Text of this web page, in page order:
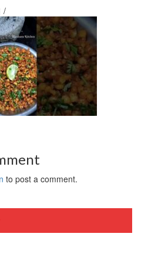
/
to post a comment.